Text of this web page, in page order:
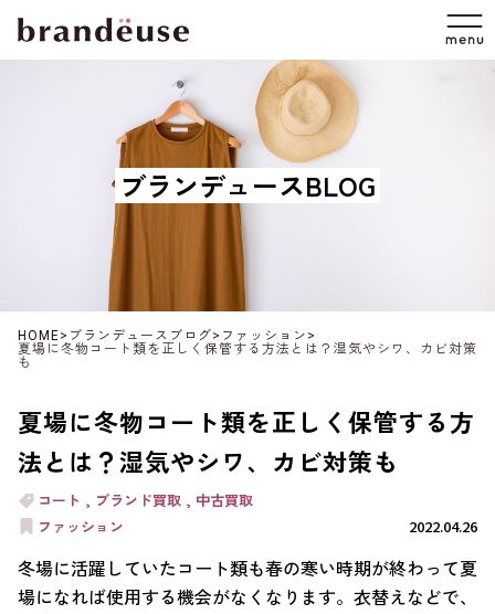
ブランデュースBLOG
HOME> ブランデュースブログ> ファッション >
夏場に冬物コート類を正しく保管する方法とは？湿気やシワ、カビ対策
も
夏場に冬物コート類を正しく保管する方
法とは？湿気やシワ、カビ対策も
コート ブランド買取
中古買取
ファッション
2022.04.26
冬場に活躍していたコート類も春の寒い時期が終わって夏
場になれば使用する機会がなくなります。衣替えなどで、